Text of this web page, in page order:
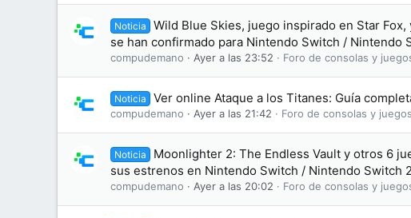
Noticia
Wild Blue Skies, juego inspirado en Star Fox,
se han confirmado para Nintendo Switch / Nintendo
compudemano Ayer a las 23:52 Foro de consolas y
Noticia Ver online Ataque a los Titanes: Guía
compudemano Ayer a las 21:42 Foro de consolas y juegos
Noticia
Moonlighter 2: The Endless Vault y otros 6
sus estrenos en Nintendo Switch / Nintendo Switch 2
compudemano Ayer a las 20:02 Foro de consolas y